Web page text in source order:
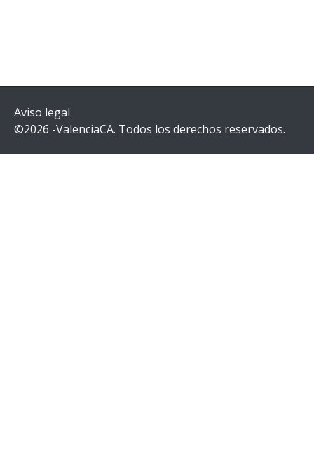
Aviso legal
©2026 -ValenciaCA. Todos los derechos reservados.